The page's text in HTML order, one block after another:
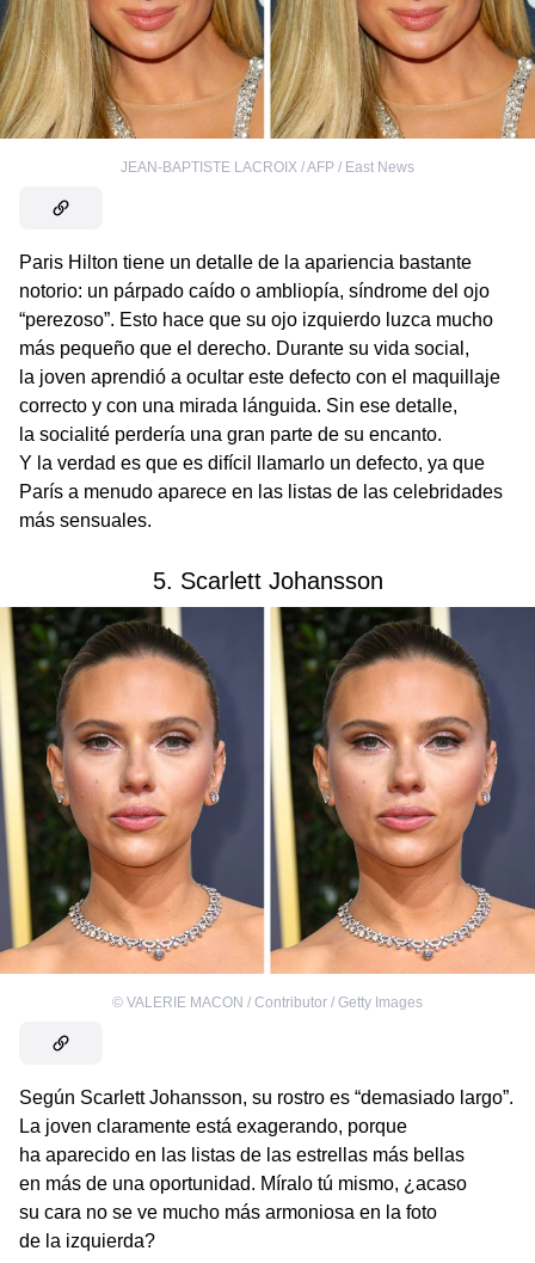
JEAN-BAPTISTE LACROIX / AFP / East News
Paris Hilton tiene un detalle de la apariencia bastante
notorio: un párpado caído o ambliopía, síndrome del ojo
“perezoso”. Esto hace que su ojo izquierdo luzca mucho
más pequeño que el derecho. Durante su vida social,
la joven aprendió a ocultar este defecto con el maquillaje
correcto y con una mirada lánguida. Sin ese detalle,
la socialité perdería una gran parte de su encanto.
Y la verdad es que es difícil llamarlo un defecto, ya que
París a menudo aparece en las listas de las celebridades
más sensuales.
5. Scarlett Johansson
© VALERIE MACON / Contributor / Getty Images
Según Scarlett Johansson, su rostro es “demasiado largo”.
La joven claramente está exagerando, porque
ha aparecido en las listas de las estrellas más bellas
en más de una oportunidad. Míralo tú mismo, ¿acaso
su cara no se ve mucho más armoniosa en la foto
de la izquierda?